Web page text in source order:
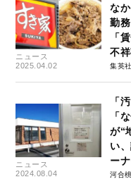
ニュース
2025.04.02
な
勤
「
不
集英
ニュース
2024.08.04
「
「
が“
い
ー
河合